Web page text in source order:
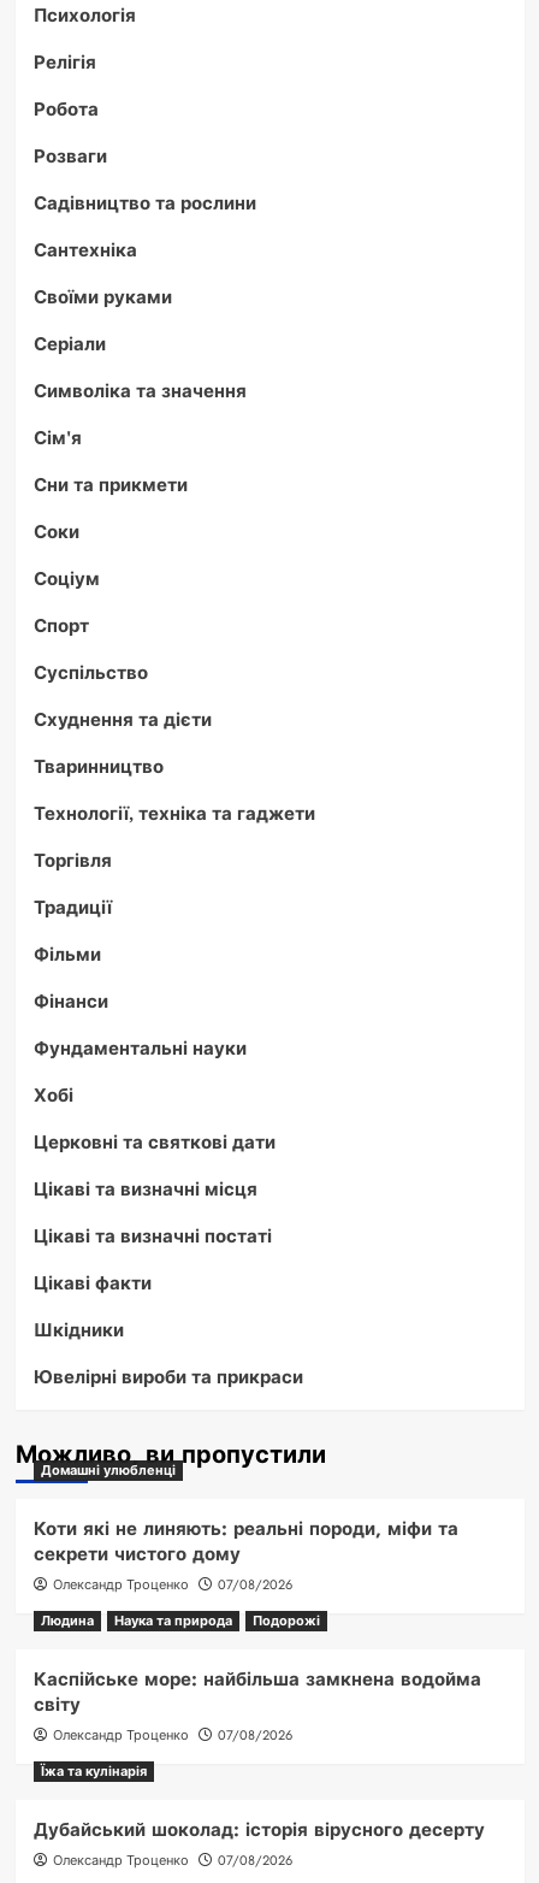
Психологія
Релігія
Робота
Розваги
Садівництво та рослини
Сантехніка
Своїми руками
Серіали
Символіка та значення
Сім'я
Сни та прикмети
Соки
Соціум
Спорт
Суспільство
Схуднення та дієти
Тваринництво
Технології, техніка та гаджети
Торгівля
Традиції
Фільми
Фінанси
Фундаментальні науки
Хобі
Церковні та святкові дати
Цікаві та визначні місця
Цікаві та визначні постаті
Цікаві факти
Шкідники
Ювелірні вироби та прикраси
Можливо, ви пропустили
Домашні улюбленці
Коти які не линяють: реальні породи, міфи та
секрети чистого дому
Олександр Троценко
07/08/2026
Людина
Наука та природа Подорожі
Каспійське море: найбільша замкнена водойма
світу
Олександр Троценко
07/08/2026
Їжа та кулінарія
Дубайський шоколад: історія вірусного десерту
Олександр Троценко 07/08/2026